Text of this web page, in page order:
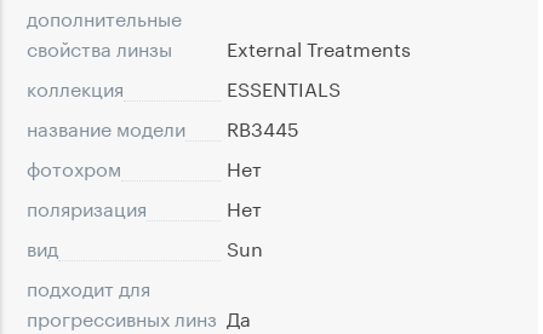
дополнительные
свойства линзы
External Treatments
коллекция
ESSENTIALS
название модели
RB3445
фотохром
Нет
поляризация
Нет
вид
Sun
подходит для
прогрессивных линз Да